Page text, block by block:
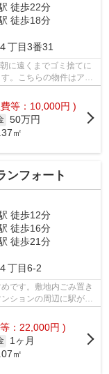
徒歩22分
徒歩18分
４丁目3番31
に遠くまでゴミ捨てに
。こちらの物件はアパ
等：10,000円 )
50万円
㎡
ンフォート
徒歩12分
徒歩16分
徒歩21分
４丁目6-2
です。敷地内ごみ置き
ションの周辺に駅が2
：22,000円 )
1ヶ月
㎡